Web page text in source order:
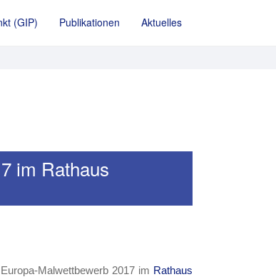
(GIP) Publikationen Aktuelles
im Rathaus
Malwettbewerb 2017 im Rathaus